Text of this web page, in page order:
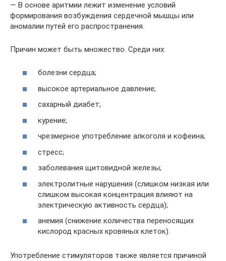
— В основе аритмии лежит изменение условий
формирования возбуждения сердечной мышцы или
аномалии путей его распространения.
Причин может быть множество. Среди них:
болезни сердца;
высокое артериальное давление;
сахарный диабет;
курение;
чрезмерное употребление алкоголя и кофеина;
стресс;
заболевания щитовидной железы;
электролитные нарушения (слишком низкая или
слишком высокая концентрация влияют на
электрическую активность сердца);
анемия (снижение количества переносящих
кислород красных кровяных клеток).
Употребление стимуляторов также является причиной